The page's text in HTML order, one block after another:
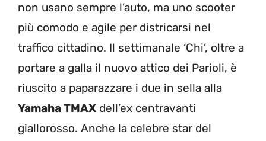
non usano sempre l’auto, ma uno scooter
più comodo e agile per districarsi nel
traffico cittadino. Il settimanale ‘Chi’, oltre a
portare a galla il nuovo attico dei Parioli, è
riuscito a paparazzare i due in sella alla
Yamaha TMAX dell’ex centravanti
giallorosso. Anche la celebre star del